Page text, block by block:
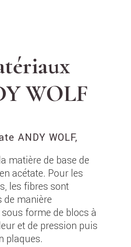
WOLF
ANDY WOLF,
matière de base de
acétate. Pour les
les fibres sont
de manière
forme de blocs à
et de pression puis
plaques.